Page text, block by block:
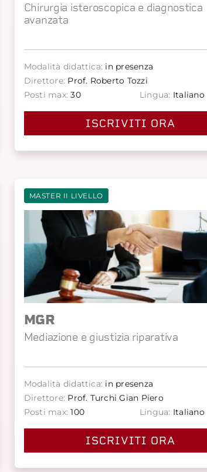
Chirurgia isteroscopica e diagnostica
avanzata
Modalità didattica: in presenza
Direttore: Prof. Roberto Tozzi
Posti max: 30 Lingua: Italiano
ISCRIVITI ORA
MASTER II LIVELLO
MGR
Mediazione e giustizia riparativa
Modalità didattica: in presenza
Direttore: Prof. Turchi Gian Piero
Posti max: 100 Lingua: Italiano
ISCRIVITI ORA